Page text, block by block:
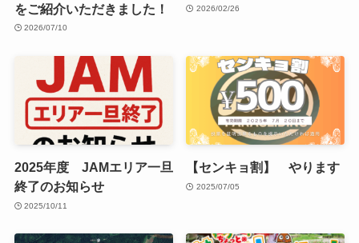
をご紹介いただきました！
2026/07/10
2026/02/26
2025年度 JAMエリア一旦
終了のお知らせ
2025/10/11
【センキョ割】 やります
2025/07/05